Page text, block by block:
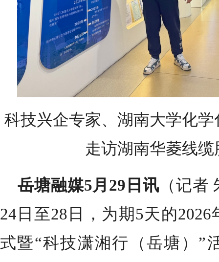
科技兴企专家、湖南大学化
走访湖南华菱线
岳塘融媒5月29日讯 （记
24日至28日，为期5天的
式暨“科技潇湘行（岳塘）”